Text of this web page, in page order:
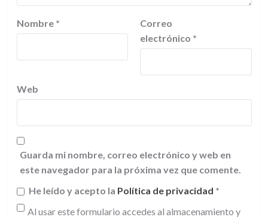
Nombre *
Correo
electrónico *
Web
Guarda mi nombre, correo electrónico y web en
este navegador para la próxima vez que comente.
He leído y acepto la Política de privacidad *
Al usar este formulario accedes al almacenamiento y